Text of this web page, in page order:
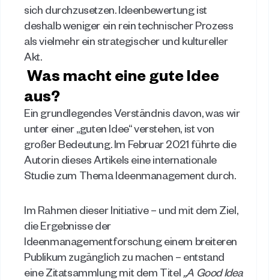
sich durchzusetzen. Ideenbewertung ist
deshalb weniger ein rein technischer Prozess
als vielmehr ein strategischer und kultureller
Akt.
Was macht eine gute Idee
aus?
Ein grundlegendes Verständnis davon, was wir
unter einer „guten Idee“ verstehen, ist von
großer Bedeutung. Im Februar 2021 führte die
Autorin dieses Artikels eine internationale
Studie zum Thema Ideenmanagement durch.
Im Rahmen dieser Initiative – und mit dem Ziel,
die Ergebnisse der
Ideenmanagementforschung einem breiteren
Publikum zugänglich zu machen – entstand
eine Zitatsammlung mit dem Titel „A Good Idea